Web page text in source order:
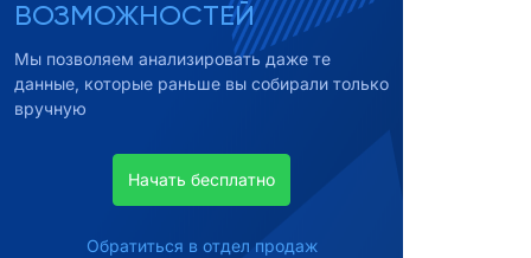
ВОЗМОЖНОСТЕЙ
Мы позволяем анализировать даже те
данные, которые раньше вы собирали только
вручную
Начать бесплатно
Обратиться в отдел продаж